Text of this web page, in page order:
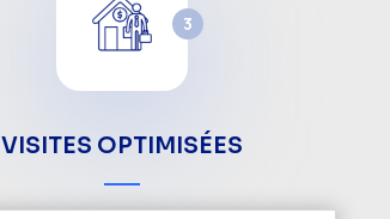
3
VISITES OPTIMISÉES